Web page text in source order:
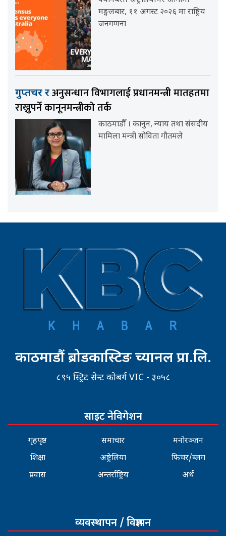
मङ्गलबार, ११ अगस्ट २०२६ मा राष्ट्रिय
जनगणना
गुप्तचर रअनुसन्धान विभागलाई प्रधानमन्त्री मातहतमा
राख्नुपर्ने कानूनमन्त्रीको तर्क
काठमाडौँ । कानुन, न्याय तथा संसदीय
मामिला मन्त्री सोविता गौतमले
काठमाडौं ब्रोडकास्टिङ च्यानल प्रा.लि.
८९५ स्ट्रिट सेन्ट कोबर्ग VIC - ३०५८
साइट नेविगेशन
गृहपृष्ठ
शिक्षा
प्रवास
समाचार
अष्ट्रेलिया
अन्तर्राष्ट्रिय
मनोरञ्जन
फिचर/ब्लग
अर्थ
व्यवस्थापन / विज्ञापन